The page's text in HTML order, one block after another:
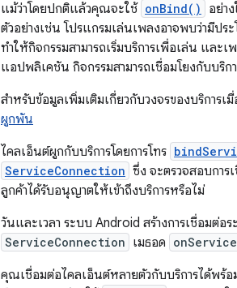
แม้ว่าโดยปกติแล้วคุณจะใช้ onBind() อย่า
ตัวอย่างเช่น โปรแกรมเล่นเพลงอาจพบว่ามีป
ทำให้กิจกรรมสามารถเริ่มบริการเพื่อเล่น แล
แอปพลิเคชัน กิจกรรมสามารถเชื่อมโยงกับบริก
สำหรับข้อมูลเพิ่มเติมเกี่ยวกับวงจรของบริการเ
ผูกพัน
ไคลเอ็นต์ผูกกับบริการโดยการโทร
ServiceConnection ซึ่ง จะตรวจสอบการ
ลูกค้าได้รับอนุญาตให้เข้าถึงบริการหรือไม่
วันและเวลา ระบบ Android สร้างการเชื่อมต่อ
ServiceConnection เมธอด
คุณเชื่อมต่อไคลเอ็นต์หลายตัวกับบริการได้พร้อ